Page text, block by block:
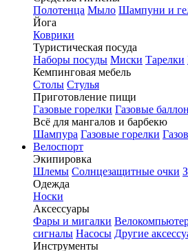
Полотенца Мыло Шампуни и
Йога
Коврики
Туристическая посуда
Наборы посуды Миски Тарелки
Кемпинговая мебель
Столы Стулья
Приготовление пищи
Газовые горелки Газовые
Всё для мангалов и барбекю
Шампура Газовые горелки
Велоспорт
Экипировка
Шлемы Солнцезащитные очки
Одежда
Носки
Аксессуары
Фары и мигалки
сигналы Насосы Другие
Инструменты